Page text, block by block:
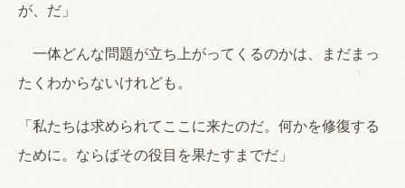
が、だ」
一体どんな問題が立ち上がってくるのかは、まだまっ
たくわからないけれども。
「私たちは求められてここに来たのだ。何かを修復する
ために。ならばその役目を果たすまでだ」